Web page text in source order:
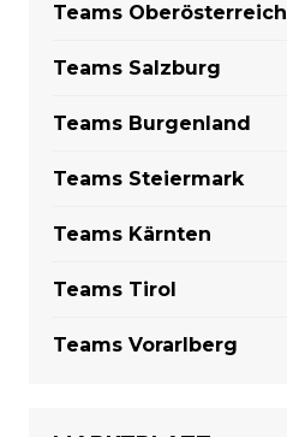
Teams Oberösterreich
Teams Salzburg
Teams Burgenland
Teams Steiermark
Teams Kärnten
Teams Tirol
Teams Vorarlberg